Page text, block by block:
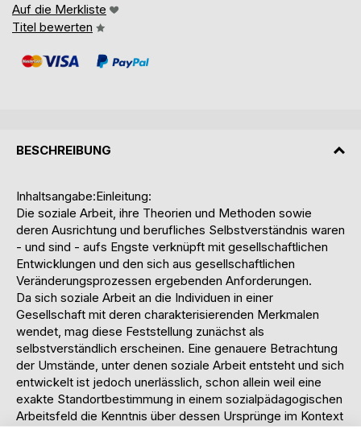
Auf die Merkliste
Titel bewerten
BESCHREIBUNG
Inhaltsangabe:Einleitung:
Die soziale Arbeit, ihre Theorien und Methoden sowie
deren Ausrichtung und berufliches Selbstverständnis waren
- und sind - aufs Engste verknüpft mit gesellschaftlichen
Entwicklungen und den sich aus gesellschaftlichen
Veränderungsprozessen ergebenden Anforderungen.
Da sich soziale Arbeit an die Individuen in einer
Gesellschaft mit deren charakterisierenden Merkmalen
wendet, mag diese Feststellung zunächst als
selbstverständlich erscheinen. Eine genauere Betrachtung
der Umstände, unter denen soziale Arbeit entsteht und sich
entwickelt ist jedoch unerlässlich, schon allein weil eine
exakte Standortbestimmung in einem sozialpädagogischen
Arbeitsfeld die Kenntnis über dessen Ursprünge im Kontext